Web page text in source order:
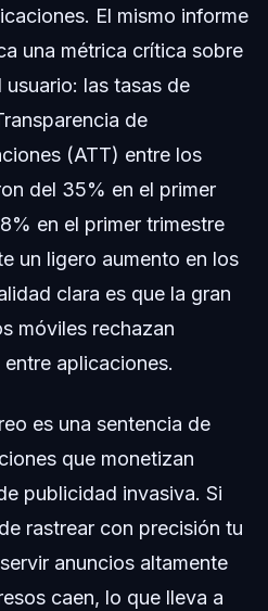
El mismo informe
una métrica crítica sobre
las tasas de
de
(ATT) entre los
del 35% en el primer
en el primer trimestre
un ligero aumento en los
clara es que la gran
móviles rechazan
aplicaciones.
es una sentencia de
que monetizan
publicidad invasiva. Si
rastrear con precisión tu
anuncios altamente
caen, lo que lleva a